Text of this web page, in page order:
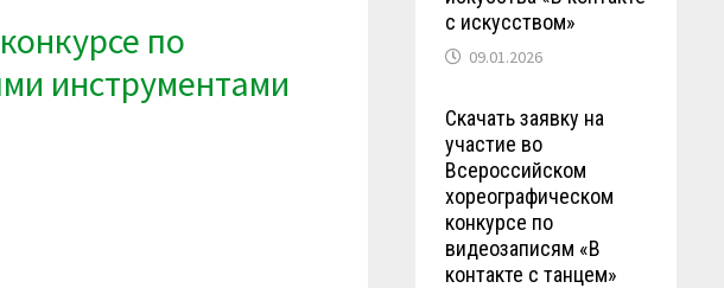
по
инструментами
с искусством»
09.01.2026
Скачать заявку на
участие во
Всероссийском
хореографическом
конкурсе по
видеозаписям «В
контакте с танцем»